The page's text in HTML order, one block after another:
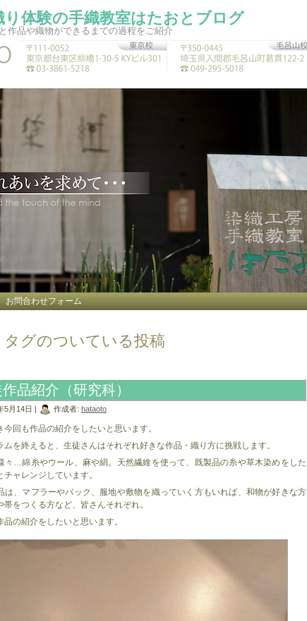
り体験の手織教室はたおとブログ
作品や織物ができるまでの過程をご紹介
お問合わせフォーム
タグのついている投稿
品紹介（研究科）
5月14日 | 作成者: hataoto
今回も作品の紹介をしたいと思います。
ムを終えると、生徒さんはそれぞれ好きな作品・織り方に挑戦します。
々…綿糸やウール、麻や絹。天然繊維を使って、既製品の糸や草木染めをした
チャレンジしています。
は、マフラーやバック、服地や敷物を織っていく方もいれば、和物が好きな方
帯をつくる方など、皆さんそれぞれ。
品の紹介をしたいと思います。